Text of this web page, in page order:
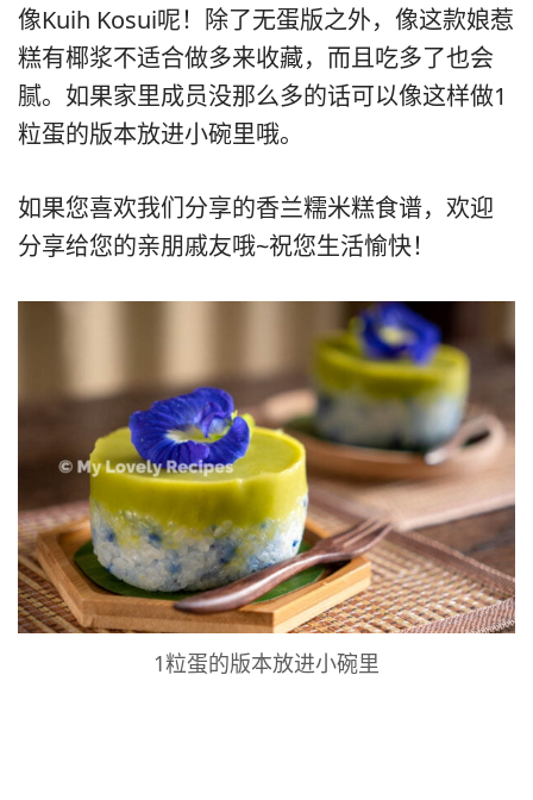
像Kuih Kosui呢！除了无蛋版之外，像这款娘惹
糕有椰浆不适合做多来收藏，而且吃多了也会
腻。如果家里成员没那么多的话可以像这样做1
粒蛋的版本放进小碗里哦。
如果您喜欢我们分享的香兰糯米糕食谱，欢迎
分享给您的亲朋戚友哦~祝您生活愉快！
1粒蛋的版本放进小碗里